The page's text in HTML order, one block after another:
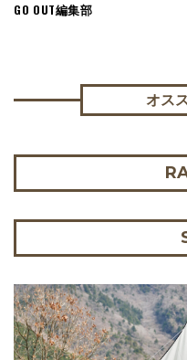
GO OUT編集部
オス